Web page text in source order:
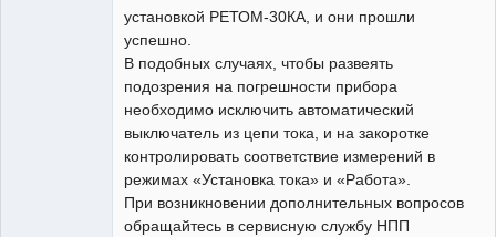
установкой РЕТОМ-30КА, и они прошли
успешно.
В подобных случаях, чтобы развеять
подозрения на погрешности прибора
необходимо исключить автоматический
выключатель из цепи тока, и на закоротке
контролировать соответствие измерений в
режимах «Установка тока» и «Работа».
При возникновении дополнительных вопросов
обращайтесь в сервисную службу НПП